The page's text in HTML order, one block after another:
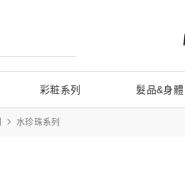
彩粧系列 髮品&身體
水珍珠系列